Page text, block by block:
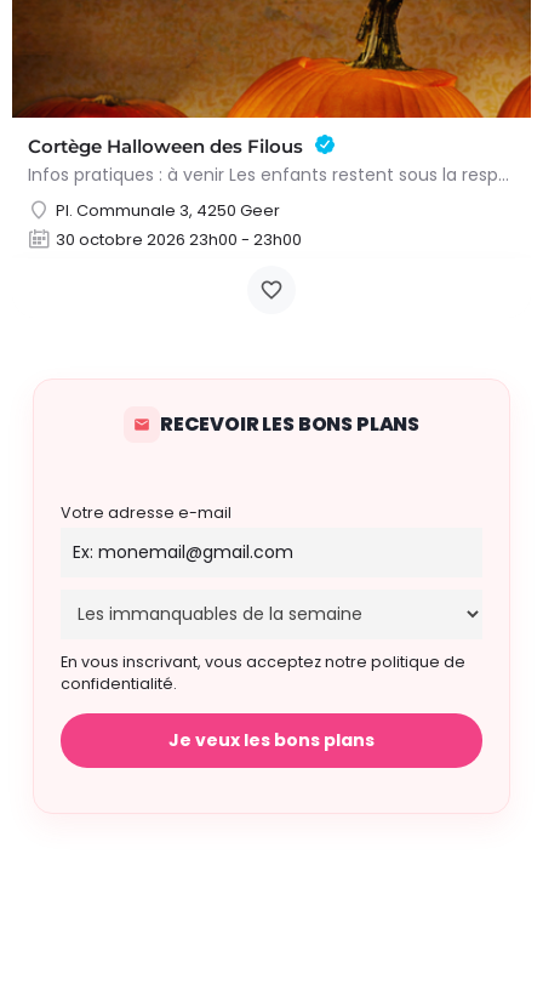
Cortège Halloween des Filous
Infos pratiques : à venir Les enfants restent sous la responsabilité de leurs parents durant tout le…
Pl. Communale 3, 4250 Geer
30 octobre 2026 23h00 - 23h00
RECEVOIR LES BONS PLANS
Votre adresse e-mail
En vous inscrivant, vous acceptez notre politique de
confidentialité.